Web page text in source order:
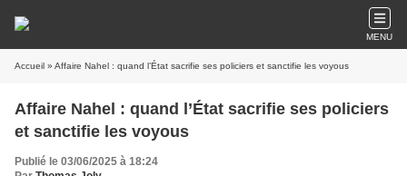
MENU
Accueil » Affaire Nahel : quand l’État sacrifie ses policiers et sanctifie les voyous
Affaire Nahel : quand l’État sacrifie ses policiers
et sanctifie les voyous
Publié le 03/06/2025 à 18:24